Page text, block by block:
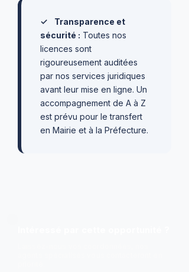
✓
Transparence et
sécurité : Toutes nos
licences sont
rigoureusement auditées
par nos services juridiques
avant leur mise en ligne. Un
accompagnement de A à Z
est prévu pour le transfert
en Mairie et à la Préfecture.